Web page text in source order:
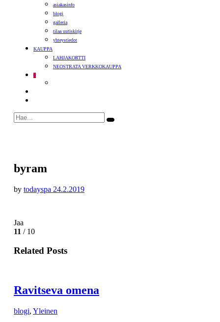
asiakasinfo
blogi
galleria
tilaa uutiskirje
yhteystiedot
KAUPPA
LAHJAKORTTI
NEOSTRATA VERKKOKAUPPA
0
byram
by todayspa 24.2.2019
Jaa
11 / 10
Related Posts
Ravitseva omena
blogi, Yleinen